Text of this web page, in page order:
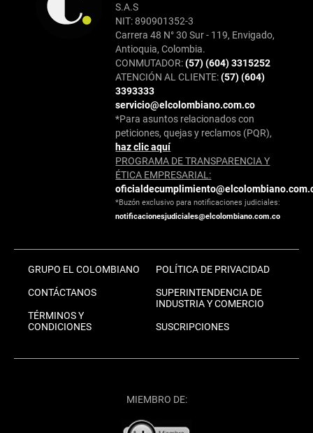
S.A.S
NIT: 890901352-3
Carrera 48 N° 30 Sur - 119, Envigado,
Antioquia, Colombia.
CONMUTADOR:(57) (604) 3315252
ATENCIÓN AL CLIENTE:(57) (604)
3393333
servicio@elcolombiano.com.co
*Para asuntos relacionados con
peticiones, quejas y reclamos (PQR),
haz clic aquí
PROGRAMA DE TRANSPARENCIA Y
ÉTICA EMPRESARIAL:
*Buzón exclusivo para notificaciones judiciales:
notificacionesjudiciales@elcolombiano.com.co
GRUPO EL COLOMBIANO
CONTÁCTANOS
TÉRMINOS Y
CONDICIONES
POLÍTICA DE PRIVACIDAD
SUPERINTENDENCIA DE
INDUSTRIA Y COMERCIO
SUSCRIPCIONES
MIEMBRO DE: